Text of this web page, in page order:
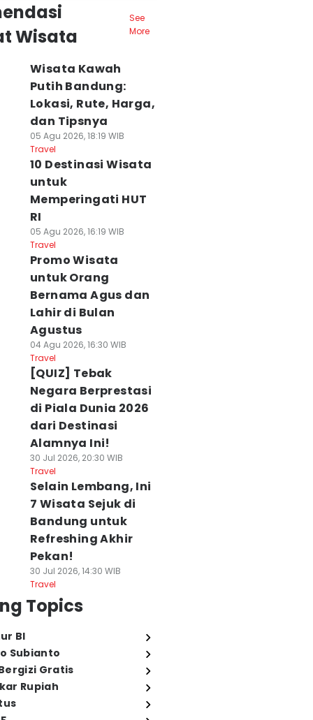
Wisata
See
More
Wisata Kawah
Putih Bandung:
Lokasi, Rute, Harga,
dan Tipsnya
05 Agu 2026, 18:19 WIB
Travel
10 Destinasi Wisata
untuk
Memperingati HUT
RI
05 Agu 2026, 16:19 WIB
Travel
Promo Wisata
untuk Orang
Bernama Agus dan
Lahir di Bulan
Agustus
04 Agu 2026, 16:30 WIB
Travel
[QUIZ] Tebak
Negara Berprestasi
di Piala Dunia 2026
dari Destinasi
Alamnya Ini!
30 Jul 2026, 20:30 WIB
Travel
Selain Lembang, Ini
7 Wisata Sejuk di
Bandung untuk
Refreshing Akhir
Pekan!
30 Jul 2026, 14:30 WIB
Travel
Topics
BI
Subianto
Gratis
Rupiah